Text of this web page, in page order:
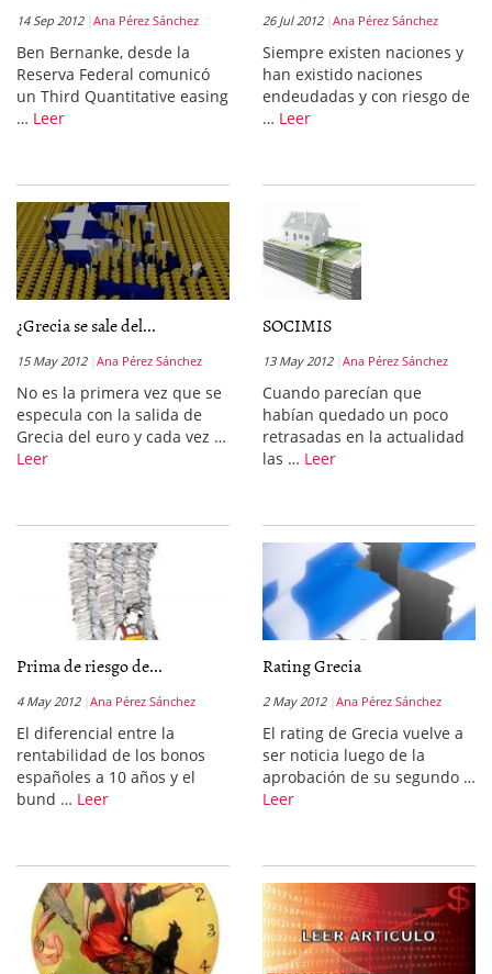
14 Sep 2012 Ana Pérez Sánchez
Ben Bernanke, desde la
Reserva Federal comunicó
un Third Quantitative easing
… Leer
26 Jul 2012 Ana Pérez Sánchez
Siempre existen naciones y
han existido naciones
endeudadas y con riesgo de
… Leer
¿Grecia se sale del...
15 May 2012 Ana Pérez Sánchez
No es la primera vez que se
especula con la salida de
Grecia del euro y cada vez …
Leer
SOCIMIS
13 May 2012 Ana Pérez Sánchez
Cuando parecían que
habían quedado un poco
retrasadas en la actualidad
las … Leer
Prima de riesgo de...
4 May 2012 Ana Pérez Sánchez
El diferencial entre la
rentabilidad de los bonos
españoles a 10 años y el
bund … Leer
Rating Grecia
2 May 2012 Ana Pérez Sánchez
El rating de Grecia vuelve a
ser noticia luego de la
aprobación de su segundo …
Leer